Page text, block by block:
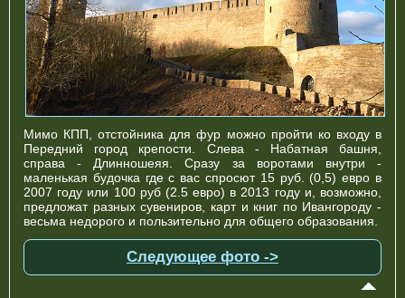
Мимо КПП, отстойника для фур можно пройти ко входу в
Передний город крепости. Слева - Набатная башня,
справа - Длинношеяя. Сразу за воротами внутри -
маленькая будочка где с вас спросют 15 руб. (0,5) евро в
2007 году или 100 руб (2.5 евро) в 2013 году и, возможно,
предложат разных сувениров, карт и книг по Ивангороду -
весьма недорого и пользительно для общего образования.
Следующее фото ->